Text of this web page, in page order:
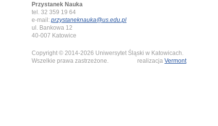
Przystanek Nauka
tel. 32 359 19 64
e-mail: przystaneknauka@us.edu.pl
ul. Bankowa 12
40-007 Katowice
Copyright © 2014-2026 Uniwersytet Śląski w Katowicach.
Wszelkie prawa zastrzeżone.
realizacja Vermont